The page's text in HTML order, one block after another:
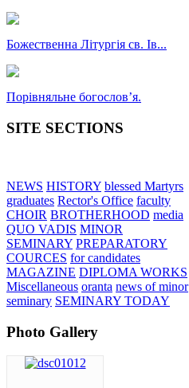
Божественна Літургія св. Ів...
Порівняльне богословʼя.
SITE SECTIONS
NEWS HISTORY blessed Martyrs
graduates Rector's Office faculty
CHOIR BROTHERHOOD media
QUO VADIS MINOR
SEMINARY PREPARATORY
COURCES for candidates
MAGAZINE DIPLOMA WORKS
Miscellaneous oranta news of minor
seminary SEMINARY TODAY
Photo Gallery